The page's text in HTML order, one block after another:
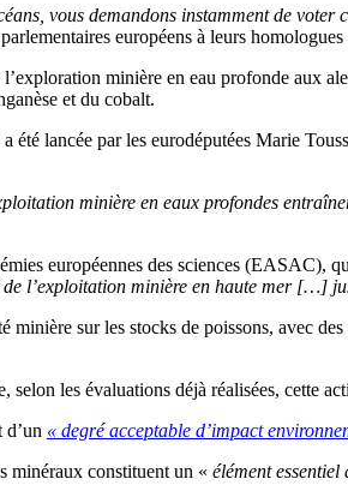
vous demandons instamment de
européens à leurs
minière en eau profonde aux
et du cobalt.
été lancée par les eurodéputées Marie
minière en eaux profondes
européennes des sciences (EASAC),
l’exploitation minière en haute mer […]
sur les stocks de poissons, avec
selon les évaluations déjà réalisées, cette
d’un « degré acceptable d’impact
minéraux constituent un « élément